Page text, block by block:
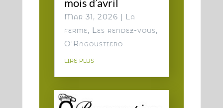
Mar 31, 2026 | La
ferme, Les rendez-vous,
O'Ragoustiero
lire plus